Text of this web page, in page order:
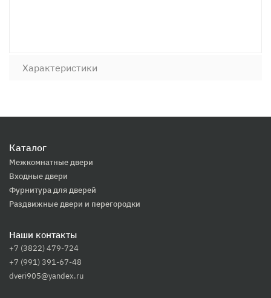
Характеристики
Каталог
Межкомнатные двери
Входные двери
Фурнитура для дверей
Раздвижные двери и перегородки
Наши контакты
+7 (3822) 479-724
+7 (991) 391-67-48
dveri905@yandex.ru